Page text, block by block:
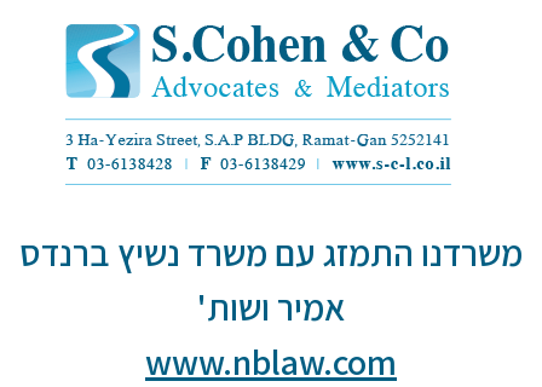
משרדנו התמזג עם משרד נשיץ ברנדס
אמיר ושות'
www.nblaw.com